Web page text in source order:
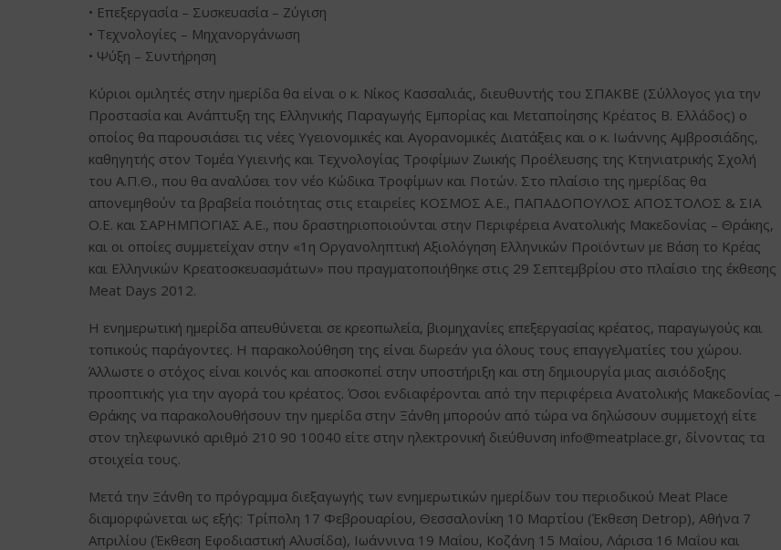
• Επεξεργασία – Συσκευασία – Ζύγιση
• Τεχνολογίες – Μηχανοργάνωση
• Ψύξη – Συντήρηση
Κύριοι ομιλητές στην ημερίδα θα είναι ο κ. Νίκος Κασσαλιάς, διευθυντής του ΣΠΑΚΒΕ (Σύλλογος για την
Προστασία και Ανάπτυξη της Ελληνικής Παραγωγής Εμπορίας και Μεταποίησης Κρέατος Β. Ελλάδος) ο
οποίος θα παρουσιάσει τις νέες Υγειονομικές και Αγορανομικές Διατάξεις και ο κ. Ιωάννης Αμβροσιάδης,
καθηγητής στον Τομέα Υγιεινής και Τεχνολογίας Τροφίμων Ζωικής Προέλευσης της Κτηνιατρικής Σχολή
του Α.Π.Θ., που θα αναλύσει τον νέο Κώδικα Τροφίμων και Ποτών. Στο πλαίσιο της ημερίδας θα
απονεμηθούν τα βραβεία ποιότητας στις εταιρείες ΚΟΣΜΟΣ Α.Ε., ΠΑΠΑΔΟΠΟΥΛΟΣ ΑΠΟΣΤΟΛΟΣ & ΣΙΑ
Ο.Ε. και ΣΑΡΗΜΠΟΓΙΑΣ Α.Ε., που δραστηριοποιούνται στην Περιφέρεια Ανατολικής Μακεδονίας – Θράκης,
και οι οποίες συμμετείχαν στην «1η Οργανοληπτική Αξιολόγηση Ελληνικών Προϊόντων με Βάση το Κρέας
και Ελληνικών Κρεατοσκευασμάτων» που πραγματοποιήθηκε στις 29 Σεπτεμβρίου στο πλαίσιο της έκθεσης
Meat Days 2012.
Η ενημερωτική ημερίδα απευθύνεται σε κρεοπωλεία, βιομηχανίες επεξεργασίας κρέατος, παραγωγούς και
τοπικούς παράγοντες. Η παρακολούθηση της είναι δωρεάν για όλους τους επαγγελματίες του χώρου.
Άλλωστε ο στόχος είναι κοινός και αποσκοπεί στην υποστήριξη και στη δημιουργία μιας αισιόδοξης
προοπτικής για την αγορά του κρέατος. Όσοι ενδιαφέρονται από την περιφέρεια Ανατολικής Μακεδονίας –
Θράκης να παρακολουθήσουν την ημερίδα στην Ξάνθη μπορούν από τώρα να δηλώσουν συμμετοχή είτε
στον τηλεφωνικό αριθμό 210 90 10040 είτε στην ηλεκτρονική διεύθυνση info@meatplace.gr, δίνοντας τα
στοιχεία τους.
Μετά την Ξάνθη το πρόγραμμα διεξαγωγής των ενημερωτικών ημερίδων του περιοδικού Meat Place
διαμορφώνεται ως εξής: Τρίπολη 17 Φεβρουαρίου, Θεσσαλονίκη 10 Μαρτίου (Έκθεση Detrop), Αθήνα 7
Απριλίου (Έκθεση Εφοδιαστική Αλυσίδα), Ιωάννινα 19 Μαΐου, Κοζάνη 15 Μαΐου, Λάρισα 16 Μαΐου και